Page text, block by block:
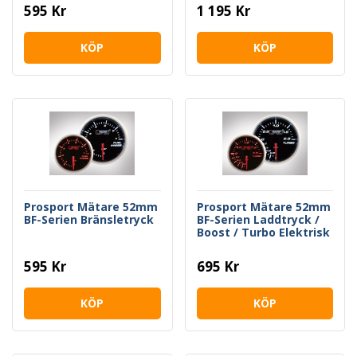
595 Kr
KÖP
1 195 Kr
KÖP
Prosport Mätare 52mm
BF-Serien Bränsletryck
595 Kr
KÖP
Prosport Mätare 52mm
BF-Serien Laddtryck /
Boost / Turbo Elektrisk
695 Kr
KÖP